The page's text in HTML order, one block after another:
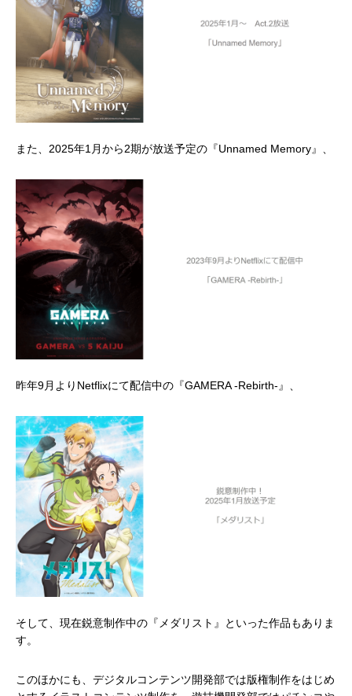
また、2025年1月から2期が放送予定の『Unnamed Memory』、
昨年9月よりNetflixにて配信中の『GAMERA -Rebirth-』、
そして、現在鋭意制作中の『メダリスト』といった作品もありま
す。
このほかにも、デジタルコンテンツ開発部では版権制作をはじめ